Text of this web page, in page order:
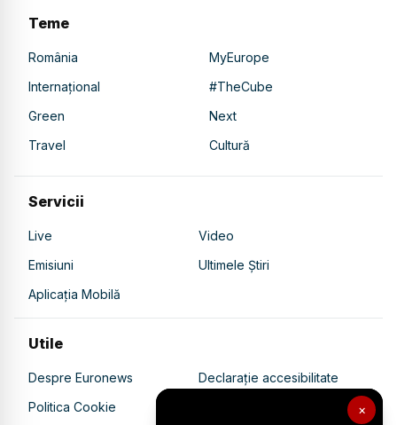
×
Teme
România
MyEurope
Internațional
#TheCube
Green
Next
Travel
Cultură
Servicii
Live
Video
Emisiuni
Ultimele Știri
Aplicația Mobilă
Utile
Despre Euronews
Declarație accesibilitate
Politica Cookie
Politica de confidențialitate